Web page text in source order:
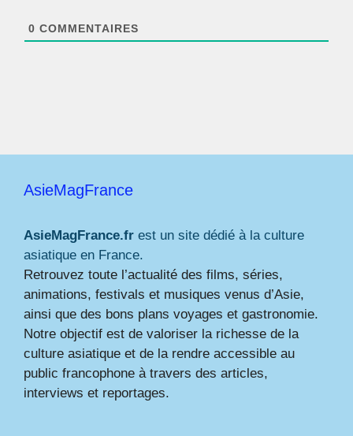
0 COMMENTAIRES
AsieMagFrance
AsieMagFrance.fr est un site dédié à la culture
asiatique en France.
Retrouvez toute l’actualité des films, séries,
animations, festivals et musiques venus d’Asie,
ainsi que des bons plans voyages et gastronomie.
Notre objectif est de valoriser la richesse de la
culture asiatique et de la rendre accessible au
public francophone à travers des articles,
interviews et reportages.